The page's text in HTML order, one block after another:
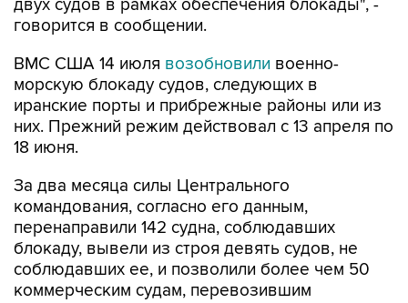
ВМС США 14 июлявозобновили
иранские порты и прибрежные районы или из
них. Прежний режим действовал с 13 апреля по
18 июня.
За два месяца силы Центрального
перенаправили 142 судна, соблюдавших
блокаду, вывели из строя девять судов, не
соблюдавших ее, и позволили более чем 50
коммерческим судам, перевозившим
гуманитарную помощь, пройти через зону
блокады.